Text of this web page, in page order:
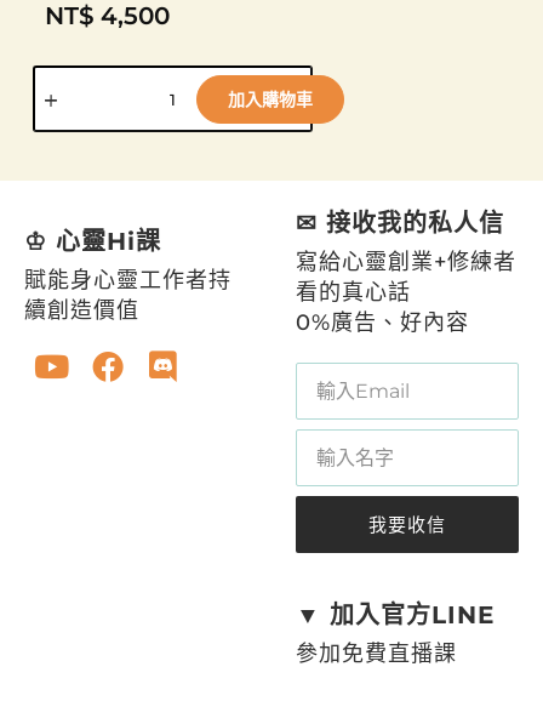
NT$ 4,500
加入購物車
r
a
t
i
v
e
♔ 心靈Hi課
賦能身心靈工作者持
續創造價值
✉ 接收我的私人信
寫給心靈創業+修練者
看的真心話
0%廣告、好內容
我要收信
t
r
▼ 加入官方LINE
參加免費直播課